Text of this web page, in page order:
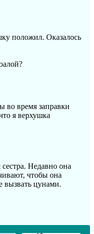
положил. Оказалось
во время заправки
я верхушка
Недавно она
чтобы она
вызвать цунами.